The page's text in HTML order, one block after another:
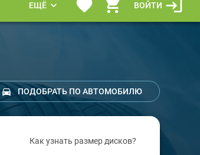
ЕЩЁ ВОЙТИ
ПОДОБРАТЬ ПО АВТОМОБИЛЮ
Как узнать размер дисков?